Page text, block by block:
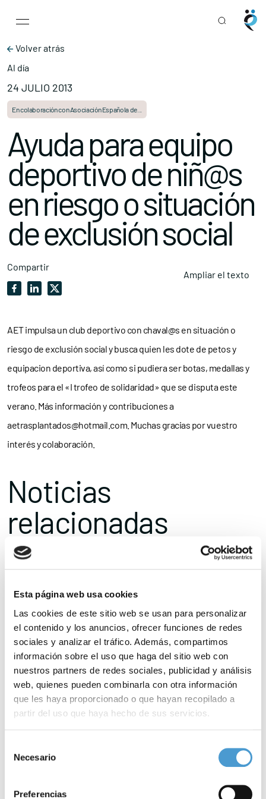
Esta página web usa cookies
Las cookies de este sitio web se usan para personalizar
el contenido y los anuncios, ofrecer funciones de redes
sociales y analizar el tráfico. Además, compartimos
información sobre el uso que haga del sitio web con
nuestros partners de redes sociales, publicidad y análisis
web, quienes pueden combinarla con otra información
que les haya proporcionado o que hayan recopilado a
partir del uso que haya hecho de sus servicios.
de cookies
Necesario
Preferencias
Main Navigation
Volver atrás
Al día
24 JULIO 2013
En colaboración con Asociación Española de...
Ayuda para equipo
deportivo de niñ@s
en riesgo o situación
de exclusión social
Compartir
Ampliar el texto
AET impulsa un club deportivo con chaval@s en situación o
riesgo de exclusión social y busca quien les dote de petos y
equipacion deportiva, así como si pudiera ser botas, medallas y
trofeos para el «I trofeo de solidaridad» que se disputa este
verano. Más información y contribuciones a
aetrasplantados@hotmail.com. Muchas gracias por vuestro
interés y colaboración.
Noticias
relacionadas
Concurso de recetas sin úlceras...